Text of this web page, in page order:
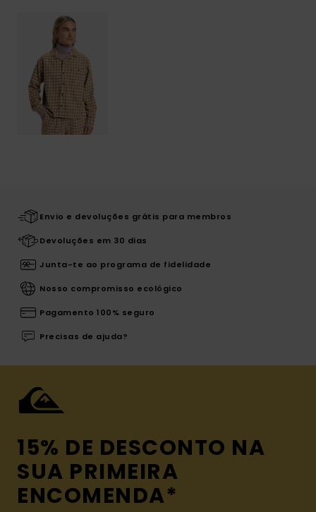
Envio e devoluções grátis para membros
Devoluções em 30 dias
Junta-te ao programa de fidelidade
Nosso compromisso ecológico
Pagamento 100% seguro
Precisas de ajuda?
15% DE DESCONTO NA
SUA PRIMEIRA
ENCOMENDA*